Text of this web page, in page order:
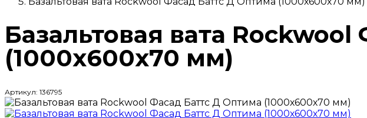
Базальтовая вата
(1000х600х70 мм)
Артикул: 136795